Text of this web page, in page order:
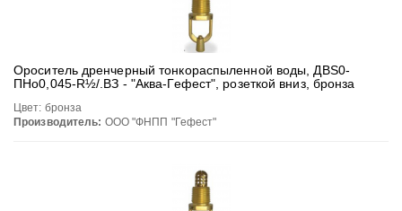
Ороситель дренчерный тонкораспыленной воды, ДВS0-
ПНо0,045-R½/.ВЗ - "Аква-Гефест", розеткой вниз, бронза
Цвет: бронза
Производитель: ООО "ФНПП "Гефест"